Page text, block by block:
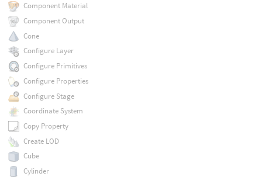
Component Material
Component Output
Cone
Configure Layer
Configure Primitives
Configure Properties
Configure Stage
Coordinate System
Copy Property
Create LOD
Cube
Cylinder